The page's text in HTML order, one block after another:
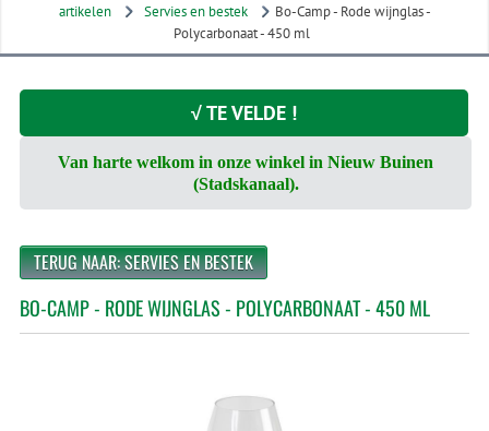
artikelen
Servies en bestek
Bo-Camp - Rode wijnglas -
Polycarbonaat - 450 ml
√ TE VELDE !
Van harte welkom in onze winkel in Nieuw Buinen
(Stadskanaal).
TERUG NAAR: SERVIES EN BESTEK
BO-CAMP - RODE WIJNGLAS - POLYCARBONAAT - 450 ML